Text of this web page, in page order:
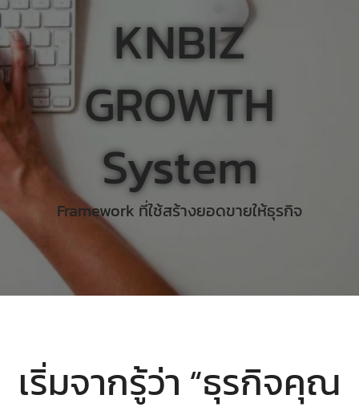
KNBIZ
GROWTH
System
Framework ที่ใช้สร้างยอดขายให้ธุรกิจ
เริ่มจากรู้ว่า “ธุรกิจคุณ